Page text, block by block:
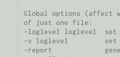
Global options (affect
of just one file:
-loglevel loglevel  set
-v loglevel         set
-report